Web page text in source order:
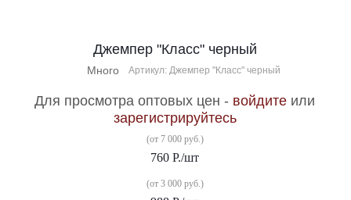
Джемпер "Класс" черный
Много Артикул: Джемпер "Класс" черный
Для просмотра оптовых цен - войдите или
зарегистрируйтесь
(от 7 000 руб.)
760 Р./шт
(от 3 000 руб.)